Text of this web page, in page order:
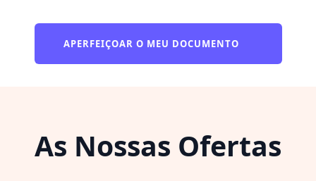
APERFEIÇOAR O MEU DOCUMENTO
As Nossas Ofertas